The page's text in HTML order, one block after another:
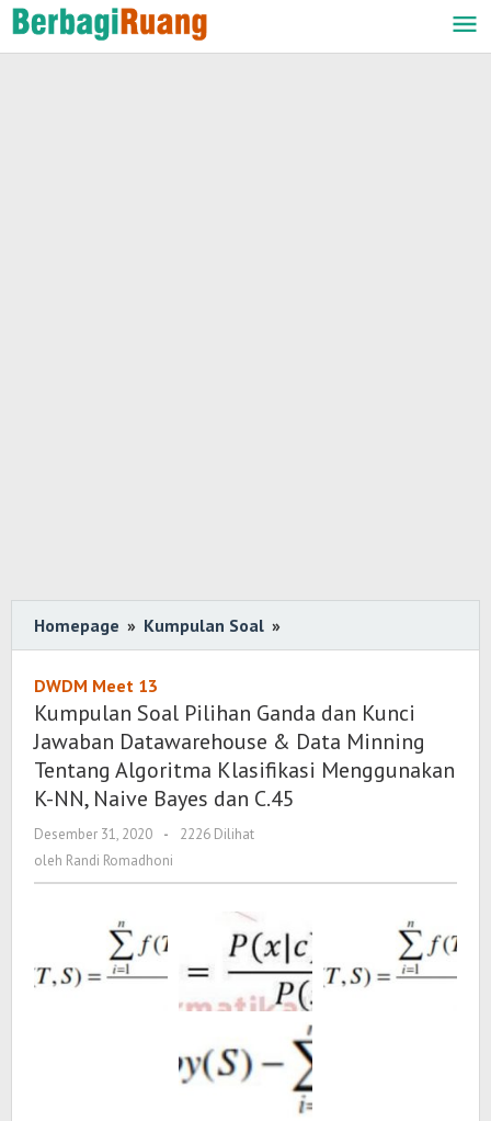
Lewati
ke
Homepage » Kumpulan Soal »
Soal
Ganda
dan
Kunci
Jawaban
Datawarehouse
Minning
Algoritma
Klasifikasi
Menggunakan
NN,
Naive
Bayes
DWDM Meet 13
Kumpulan Soal Pilihan Ganda dan Kunci
Jawaban Datawarehouse & Data Minning
Tentang Algoritma Klasifikasi Menggunakan
K-NN, Naive Bayes dan C.45
Desember 31, 2020
oleh
Randi
-
2226 Dilihat
oleh Randi Romadhoni